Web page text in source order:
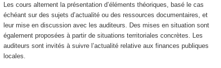
Les cours alternent la présentation d’éléments théoriques, basé le cas
échéant sur des sujets d’actualité ou des ressources documentaires, et
leur mise en discussion avec les auditeurs. Des mises en situation sont
également proposées à partir de situations territoriales concrètes. Les
auditeurs sont invités à suivre l’actualité relative aux finances publiques
locales.